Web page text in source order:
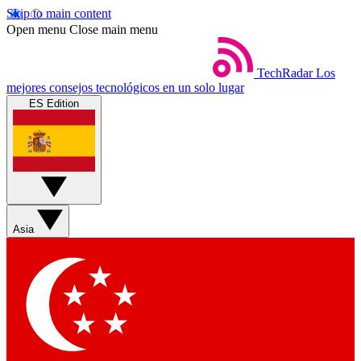
Skip to main content
Open menu Close main menu
TechRadar Los
mejores consejos tecnológicos en un solo lugar
ES Edition
Asia